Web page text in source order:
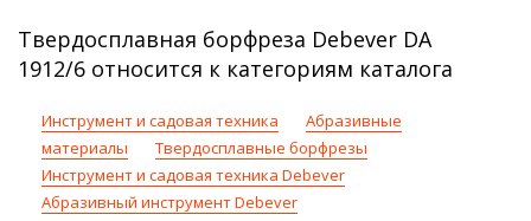
Твердосплавная борфреза Debever DA
1912/6 относится к категориям каталога
Инструмент и садовая техника
Абразивные
материалы
Твердосплавные борфрезы
Инструмент и садовая техника Debever
Абразивный инструмент Debever